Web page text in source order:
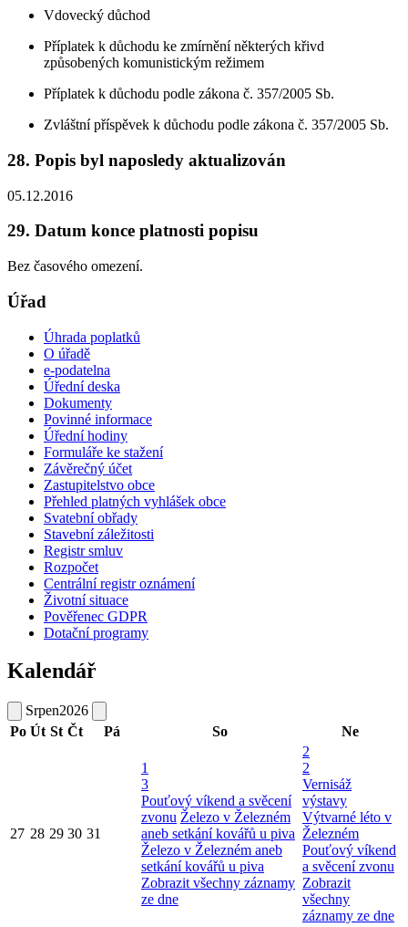
Vdovecký důchod
Příplatek k důchodu ke zmírnění některých křivd
způsobených komunistickým režimem
Příplatek k důchodu podle zákona č. 357/2005 Sb.
Zvláštní příspěvek k důchodu podle zákona č. 357/2005 Sb.
28. Popis byl naposledy aktualizován
05.12.2016
29. Datum konce platnosti popisu
Bez časového omezení.
Úřad
Úhrada poplatků
O úřadě
e-podatelna
Úřední deska
Dokumenty
Povinné informace
Úřední hodiny
Formuláře ke stažení
Závěrečný účet
Zastupitelstvo obce
Přehled platných vyhlášek obce
Svatební obřady
Stavební záležitosti
Registr smluv
Rozpočet
Centrální registr oznámení
Životní situace
Pověřenec GDPR
Dotační programy
Kalendář
Srpen2026
Po Út St Čt Pá So Ne
27 28 29 30 31
1
3
Pouťový víkend a svěcení
zvonu Železo v Železném
aneb setkání kovářů u piva
Železo v Železném aneb
setkání kovářů u piva
Zobrazit všechny záznamy
ze dne
2
2
Vernisáž
výstavy
Výtvarné léto v
Železném
Pouťový víkend
a svěcení zvonu
Zobrazit
všechny
záznamy ze dne